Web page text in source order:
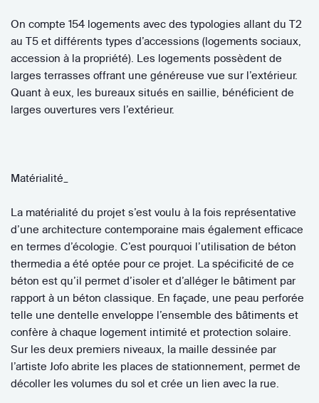
On compte 154 logements avec des typologies allant du T2
au T5 et différents types d’accessions (logements sociaux,
accession à la propriété). Les logements possèdent de
larges terrasses offrant une généreuse vue sur l’extérieur.
Quant à eux, les bureaux situés en saillie, bénéficient de
larges ouvertures vers l’extérieur.
Matérialité_
La matérialité du projet s’est voulu à la fois représentative
d’une architecture contemporaine mais également efficace
en termes d’écologie. C’est pourquoi l’utilisation de béton
thermedia a été optée pour ce projet. La spécificité de ce
béton est qu’il permet d’isoler et d’alléger le bâtiment par
rapport à un béton classique. En façade, une peau perforée
telle une dentelle enveloppe l’ensemble des bâtiments et
confère à chaque logement intimité et protection solaire.
Sur les deux premiers niveaux, la maille dessinée par
l’artiste Jofo abrite les places de stationnement, permet de
décoller les volumes du sol et crée un lien avec la rue.